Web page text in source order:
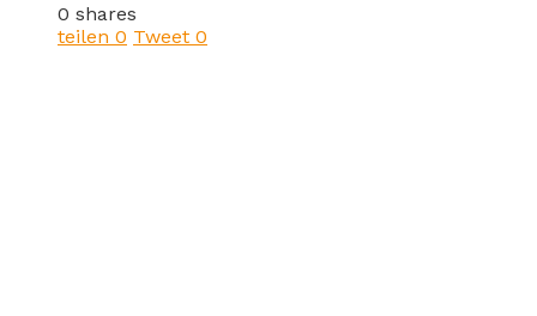
0 shares
teilen 0 Tweet 0